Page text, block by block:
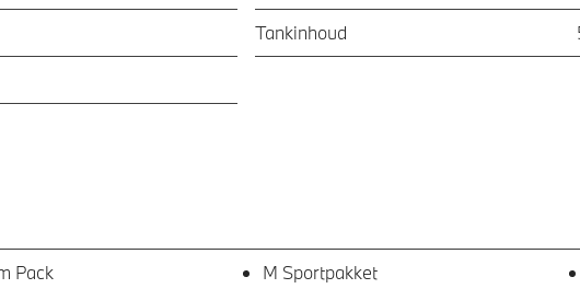
Tankinhoud
Pack M Sportpakket